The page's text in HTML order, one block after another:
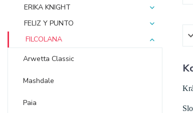
ERIKA KNIGHT
FELIZ Y PUNTO
FILCOLANA
Arwetta Classic
Mashdale
Paia